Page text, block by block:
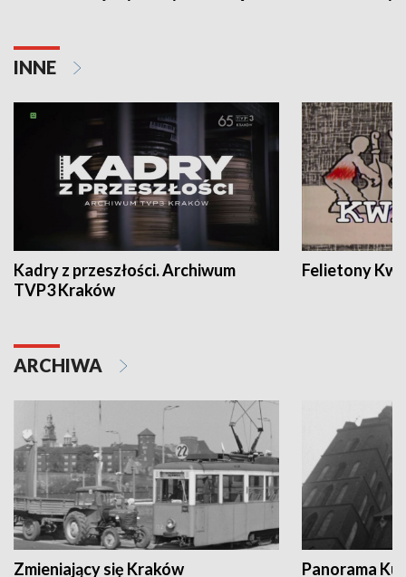
INNE
Kadry z przeszłości. Archiwum
TVP3 Kraków
Felietony
ARCHIWA
Zmieniający się Kraków Panorama